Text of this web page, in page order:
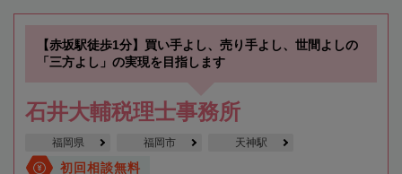
【赤坂駅徒歩1分】買い手よし、売り手よし、世間よしの
「三方よし」の実現を目指します
石井大輔税理士事務所
福岡県 福岡市 天神駅
初回相談無料